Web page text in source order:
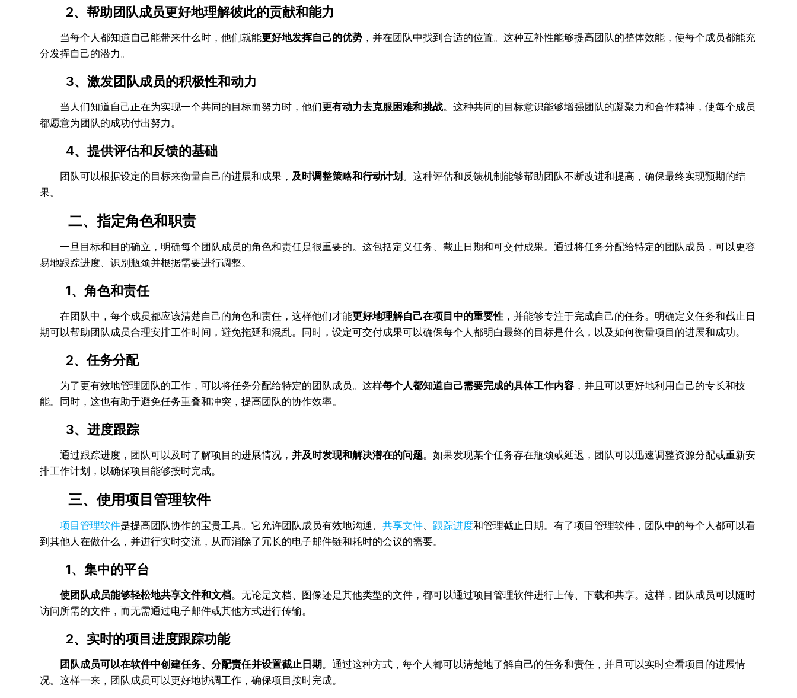
2、帮助团队成员更好地理解彼此的贡献和能力
当每个人都知道自己能带来什么时，他们就能更好地发挥自己的优势 ，并在团队中找到合适的位置。这种互补性能够提高团队的整体效能，使每个成员都能充
分发挥自己的潜力。
3、激发团队成员的积极性和动力
当人们知道自己正在为实现一个共同的目标而努力时，他们更有动力去克服困难和挑战。这种共同的目标意识能够增强团队的凝聚力和合作精神，使每个成员
都愿意为团队的成功付出努力。
4、提供评估和反馈的基础
团队可以根据设定的目标来衡量自己的进展和成果，及时调整策略和行动计划 。这种评估和反馈机制能够帮助团队不断改进和提高，确保最终实现预期的结
果。
二、指定角色和职责
一旦目标和目的确立，明确每个团队成员的角色和责任是很重要的。这包括定义任务、截止日期和可交付成果。通过将任务分配给特定的团队成员，可以更容
易地跟踪进度、识别瓶颈并根据需要进行调整。
1、角色和责任
在团队中，每个成员都应该清楚自己的角色和责任，这样他们才能更好地理解自己在项目中的重要性 ，并能够专注于完成自己的任务。明确定义任务和截止日
期可以帮助团队成员合理安排工作时间，避免拖延和混乱。同时，设定可交付成果可以确保每个人都明白最终的目标是什么，以及如何衡量项目的进展和成功。
2、任务分配
为了更有效地管理团队的工作，可以将任务分配给特定的团队成员。这样每个人都知道自己需要完成的具体工作内容 ，并且可以更好地利用自己的专长和技
能。同时，这也有助于避免任务重叠和冲突，提高团队的协作效率。
3、进度跟踪
通过跟踪进度，团队可以及时了解项目的进展情况，并及时发现和解决潜在的问题。如果发现某个任务存在瓶颈或延迟，团队可以迅速调整资源分配或重新安
排工作计划，以确保项目能够按时完成。
三、使用项目管理软件
项目管理软件是提高团队协作的宝贵工具。它允许团队成员有效地沟通、共享文件、 跟踪进度和管理截止日期。有了项目管理软件，团队中的每个人都可以看
到其他人在做什么，并进行实时交流，从而消除了冗长的电子邮件链和耗时的会议的需要。
1、集中的平台
使团队成员能够轻松地共享文件和文档。无论是文档、图像还是其他类型的文件，都可以通过项目管理软件进行上传、下载和共享。这样，团队成员可以随时
访问所需的文件，而无需通过电子邮件或其他方式进行传输。
2、实时的项目进度跟踪功能
团队成员可以在软件中创建任务、分配责任并设置截止日期。通过这种方式，每个人都可以清楚地了解自己的任务和责任，并且可以实时查看项目的进展情
况。这样一来，团队成员可以更好地协调工作，确保项目按时完成。